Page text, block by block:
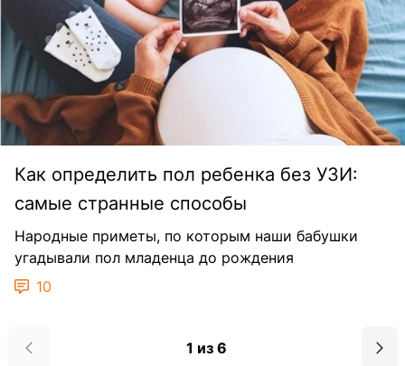
Как определить пол ребенка без УЗИ:
самые странные способы
Народные приметы, по которым наши бабушки
угадывали пол младенца до рождения
10
1 из 6